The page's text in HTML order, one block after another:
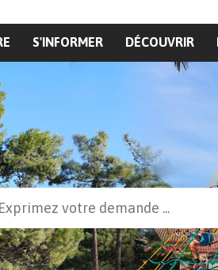
S'INFORMER DÉCOUVRIR
de recherche